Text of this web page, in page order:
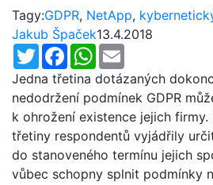
Tagy:GDPR, NetApp,
Jakub Špaček13.4.2018
TwitterFacebookWhatsApp
Jedna třetina dotázaných
nedodržení podmínek GDPR
k ohrožení existence jejich firmy.
třetiny respondentů vyjádřily
do stanoveného termínu jejich
vůbec schopny splnit podmínky